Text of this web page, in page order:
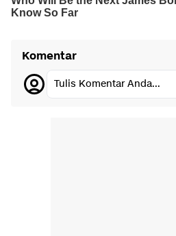
Komentar
Tulis Komentar Anda...